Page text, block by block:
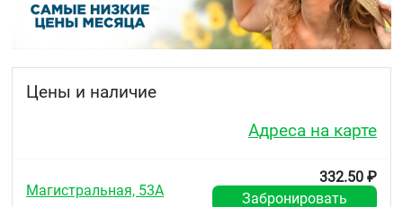
Цены и наличие
Адреса на карте
Магистральная, 53А
332.50 ₽
Забронировать